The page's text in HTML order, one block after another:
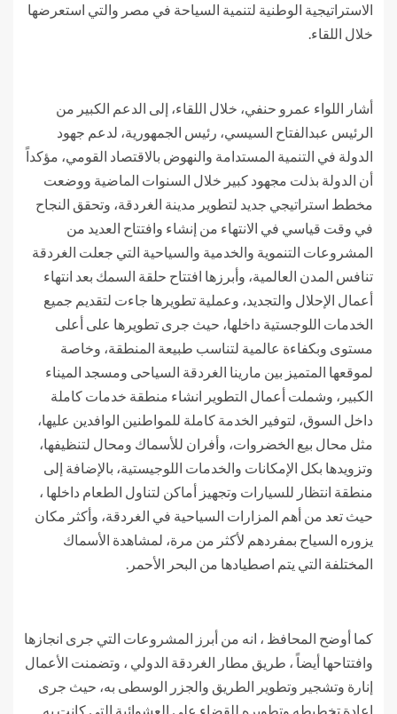
الاستراتيجية الوطنية لتنمية السياحة في مصر والتي استعرضها
خلال اللقاء.
أشار اللواء عمرو حنفي، خلال اللقاء، إلى الدعم الكبير من
الرئيس عبدالفتاح السيسي، رئيس الجمهورية، لدعم جهود
الدولة في التنمية المستدامة والنهوض بالاقتصاد القومي، مؤكداً
أن الدولة بذلت مجهود كبير خلال السنوات الماضية ووضعت
مخطط استراتيجي جديد لتطوير مدينة الغردقة، وتحقق النجاح
في وقت قياسي في الانتهاء من إنشاء وافتتاح العديد من
المشروعات التنموية والخدمية والسياحية التي جعلت الغردقة
تنافس المدن العالمية، وأبرزها افتتاح حلقة السمك بعد انتهاء
أعمال الإحلال والتجديد، وعملية تطويرها جاءت لتقديم جميع
الخدمات اللوجستية داخلها، حيث جرى تطويرها على أعلى
مستوى وبكفاءة عالمية لتناسب طبيعة المنطقة، وخاصة
لموقعها المتميز بين مارينا الغردقة السياحى ومسجد الميناء
الكبير، وشملت أعمال التطوير انشاء منطقة خدمات كاملة
داخل السوق، لتوفير الخدمة كاملة للمواطنين الوافدين عليها،
مثل محال بيع الخضروات، وأفران للأسماك ومحال لتنظيفها،
وتزويدها بكل الإمكانات والخدمات اللوجيستية، بالإضافة إلى
منطقة انتظار للسيارات وتجهيز أماكن لتناول الطعام داخلها ،
حيث تعد من أهم المزارات السياحية في الغردقة، وأكثر مكان
يزوره السياح بمفردهم لأكثر من مرة، لمشاهدة الأسماك
المختلفة التي يتم اصطيادها من البحر الأحمر.
كما أوضح المحافظ ، انه من أبرز المشروعات التي جرى انجازها
وافتتاحها أيضاً ، طريق مطار الغردقة الدولي ، وتضمنت الأعمال
إنارة وتشجير وتطوير الطريق والجزر الوسطى به، حيث جرى
إعادة تخطيطه وتطويره للقضاء على العشوائية التي كانت به